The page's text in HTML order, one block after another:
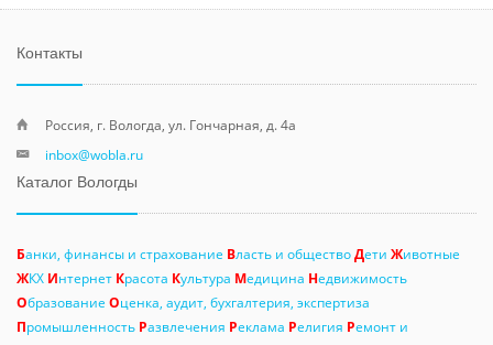
Контакты
Россия, г. Вологда, ул. Гончарная, д. 4а
inbox@wobla.ru
Каталог Вологды
Банки, финансы и страхование Власть и обществоДети Животные
ЖКХ Интернет Красота Культура Медицина Недвижимость
Образование Оценка, аудит, бухгалтерия, экспертиза
Промышленность Развлечения Реклама Религия Ремонт и